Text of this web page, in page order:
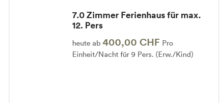
7.0 Zimmer Ferienhaus für max.
12. Pers
heute ab 400,00 CHF Pro
Einheit/Nacht für 9 Pers. (Erw./Kind)